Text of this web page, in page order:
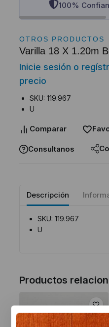
100%
OTROS PRODUCTOS
Varilla 18 X 1.20m
Inicie sesión o
precio
SKU: 119.967
U
Comparar
Consultanos
Descripción
SKU: 119.967
U
Productos